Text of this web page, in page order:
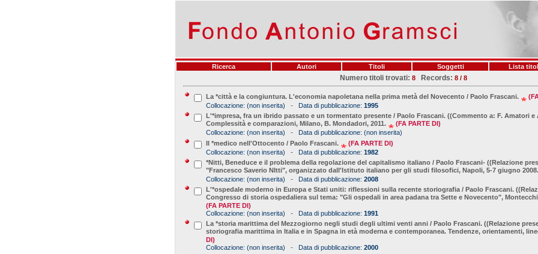
Ricerca Autori Titoli Soggetti Lista
Numero titoli trovati: 8 Records: 8 / 8
La *città e la congiuntura. L'economia napoletana nella prima metà del Novecento / Paolo Frascani.
Collocazione: (non inserita) - Data di pubblicazione: 1995
L'*impresa, fra un ibrido passato e un tormentato presente / Paolo Frascani. ((Commento a: F. Amatori e
Complessità e comparazioni, Milano, B. Mondadori, 2011.
(FA PARTE DI)
Collocazione: (non inserita) - Data di pubblicazione: (non inserita)
Il *medico nell'Ottocento / Paolo Frascani.
(FA PARTE DI)
Collocazione: (non inserita) - Data di pubblicazione: 1982
*Nitti, Beneduce e il problema della regolazione del capitalismo italiano / Paolo Frascani- ((Relazione
"Francesco Saverio NItti", organizzato dall'Istituto italiano per gli studi filosofici, Napoli, 5-7 giugno 2008.
Collocazione: (non inserita) - Data di pubblicazione: 2008
L'*ospedale moderno in Europa e Stati uniti: riflessioni sulla recente storiografia / Paolo Frascani.
Congresso di storia ospedaliera sul tema: "Gli ospedali in area padana tra Sette e Novecento",
(FA PARTE DI)
Collocazione: (non inserita) - Data di pubblicazione: 1991
La *storia marittima del Mezzogiorno negli studi degli ultimi venti anni / Paolo Frascani. ((Relazione
storiografia marittima in Italia e in Spagna in età moderna e contemporanea. Tendenze, orientamenti,
DI)
Collocazione: (non inserita) - Data di pubblicazione: 2000